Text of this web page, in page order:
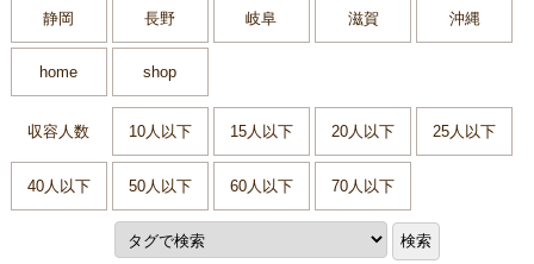
静岡 長野 岐阜 滋賀 沖縄
home shop
収容人数 10人以下 15人以下 20人以下 25人以下
40人以下 50人以下 60人以下 70人以下